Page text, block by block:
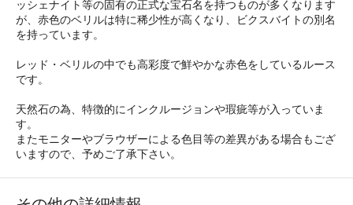
ッシェナイト等の固有の正式な宝石名を持つものが多くなります
が、赤色のベリルは特に稀少性が高くなり、ビクスバイトの別名
を持っています。
レッド・ベリルの中でも高彩度で鮮やかな赤色をしているルース
です。
天然石の為、特徴的にインクルージョンや瑕疵等が入っていま
す。
またモニターやブラウザーによる色目等の差異がある場合もござ
いますので、予めご了承下さい。